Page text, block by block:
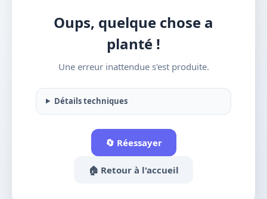
Oups, quelque chose a
planté !
Une erreur inattendue s'est produite.
Détails techniques
🔄 Réessayer
🏠 Retour à l'accueil